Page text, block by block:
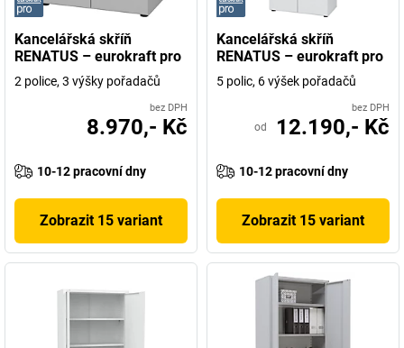
Kancelářská skříň
RENATUS – eurokraft pro
2 police, 3 výšky pořadačů
bez DPH
8.970,- Kč
10-12 pracovní dny
Zobrazit 15 variant
Kancelářská skříň
RENATUS – eurokraft pro
5 polic, 6 výšek pořadačů
bez DPH
od 12.190,- Kč
10-12 pracovní dny
Zobrazit 15 variant